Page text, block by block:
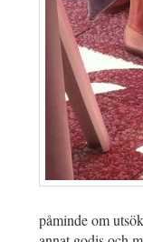
påminde om